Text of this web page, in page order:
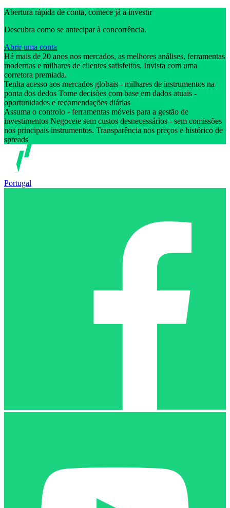
Abertura rápida de conta, comece já a investir
Descubra como se antecipar à concorrência.
Abrir uma conta
Há mais de 20 anos nos mercados, as melhores análises, ferramentas
modernas e milhares de clientes satisfeitos. Invista com uma
corretora premiada.
Tenha acesso aos mercados globais - milhares de instrumentos na
ponta dos dedos Tome decisões com base em dados atuais -
oportunidades e recomendações diárias
Assuma o controlo - ferramentas móveis para a gestão de
investimentos Negoceie sem custos desnecessários - sem comissões
nos principais instrumentos. Transparência nos preços e histórico de
spreads
Portugal